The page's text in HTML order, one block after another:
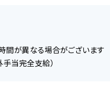
間が異なる場合がございます
当完全支給）